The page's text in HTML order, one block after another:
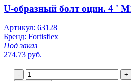
U-образный болт оцин. 4 '
Артикул: 63128
Бренд: Fortisflex
Под заказ
274.73 руб.
-
+